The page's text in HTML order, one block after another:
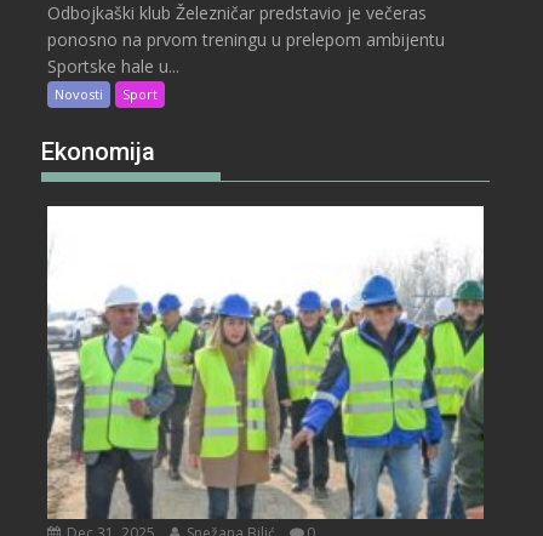
Odbojkaški klub Železničar predstavio je večeras
ponosno na prvom treningu u prelepom ambijentu
Sportske hale u...
Novosti Sport
Ekonomija